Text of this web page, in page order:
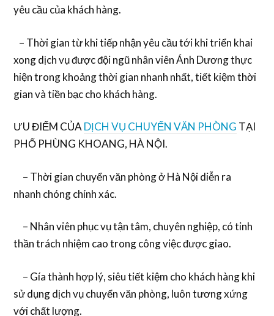
yêu cầu của khách hàng.
– Thời gian từ khi tiếp nhận yêu cầu tới khi triển khai
xong dịch vụ được đội ngũ nhân viên Ánh Dương thực
hiện trong khoảng thời gian nhanh nhất, tiết kiệm thời
gian và tiền bạc cho khách hàng.
ƯU ĐIỂM CỦADỊCH VỤ CHUYỂN VĂN PHÒNG TẠI
PHỐ PHÙNG KHOANG, HÀ NỘI.
– Thời gian chuyển văn phòng ở Hà Nội diễn ra
nhanh chóng chính xác.
– Nhân viên phục vụ tận tâm, chuyên nghiệp, có tinh
thần trách nhiệm cao trong công việc được giao.
– Gía thành hợp lý, siêu tiết kiệm cho khách hàng khi
sử dụng dịch vụ chuyển văn phòng, luôn tương xứng
với chất lượng.